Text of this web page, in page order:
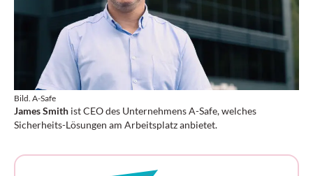
Bild. A-Safe
James Smith ist CEO des Unternehmens A-Safe, welches
Sicherheits-Lösungen am Arbeitsplatz anbietet.